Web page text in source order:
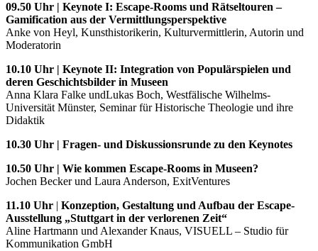
09.50 Uhr | Keynote I: Escape-Rooms und Rätseltouren –
Gamification aus der Vermittlungsperspektive
Anke von Heyl, Kunsthistorikerin, Kulturvermittlerin, Autorin und
Moderatorin
10.10 Uhr | Keynote II: Integration von Populärspielen und
deren Geschichtsbilder in Museen
Anna Klara Falke undLukas Boch, Westfälische Wilhelms-
Universität Münster, Seminar für Historische Theologie und ihre
Didaktik
10.30 Uhr | Fragen- und Diskussionsrunde zu den Keynotes
10.50 Uhr | Wie kommen Escape-Rooms in Museen?
Jochen Becker und Laura Anderson, ExitVentures
11.10 Uhr | Konzeption, Gestaltung und Aufbau der Escape-
Ausstellung „Stuttgart in der verlorenen Zeit“
Aline Hartmann und Alexander Knaus, VISUELL – Studio für
Kommunikation GmbH